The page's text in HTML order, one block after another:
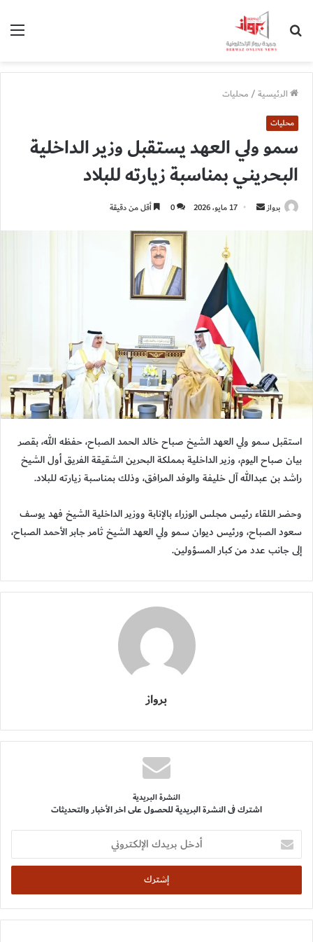
الرئيسية/محليات
محليات
سمو ولي العهد يستقبل وزير الداخلية
البحريني بمناسبة زيارته للبلاد
برواز
أرسل 17 مايو، 2026 0 أقل من دقيقة
استقبل سمو ولي العهد الشيخ صباح خالد الحمد الصباح، حفظه الله، بقصر
بيان صباح اليوم، وزير الداخلية بمملكة البحرين الشقيقة الفريق أول الشيخ
راشد بن عبدالله آل خليفة والوفد المرافق، وذلك بمناسبة زيارته للبلاد.
وحضر اللقاء رئيس مجلس الوزراء بالإنابة ووزير الداخلية الشيخ فهد يوسف
سعود الصباح، ورئيس ديوان سمو ولي العهد الشيخ ثامر جابر الأحمد الصباح،
إلى جانب عدد من كبار المسؤولين.
برواز
النشرة البريدية
اشترك فى النشرة البريدية للحصول على اخر الأخبار والتحديثات
أدخل
بريدك
الإلكتروني